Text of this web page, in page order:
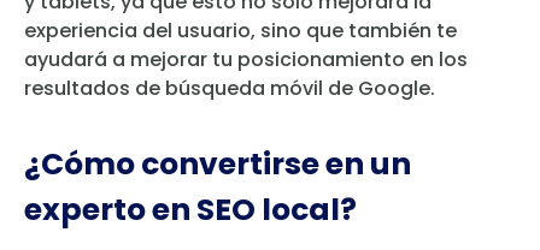
experiencia del usuario, sino que también te
ayudará a mejorar tu posicionamiento en los
resultados de búsqueda móvil de Google.
¿Cómo convertirse en un
experto en SEO local?